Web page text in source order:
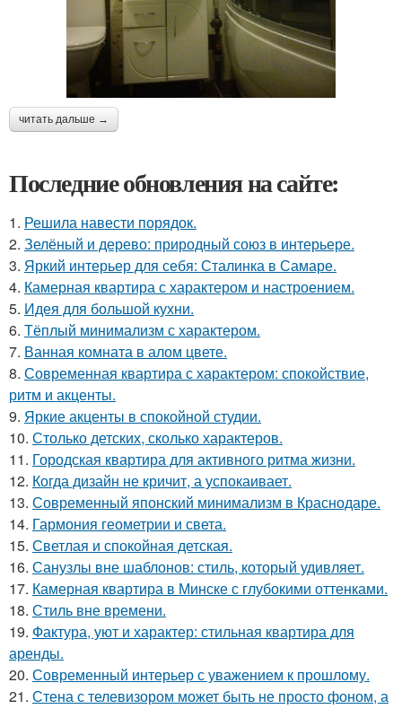
читать дальше →
Последние обновления на сайте:
1. Решила навести порядок.
2. Зелёный и дерево: природный союз в интерьере.
3. Яркий интерьер для себя: Сталинка в Самаре.
4. Камерная квартира с характером и настроением.
5. Идея для большой кухни.
6. Тёплый минимализм с характером.
7. Ванная комната в алом цвете.
8. Современная квартира с характером: спокойствие,
ритм и акценты.
9. Яркие акценты в спокойной студии.
10. Столько детских, сколько характеров.
11. Городская квартира для активного ритма жизни.
12. Когда дизайн не кричит, а успокаивает.
13. Современный японский минимализм в Краснодаре.
14. Гармония геометрии и света.
15. Светлая и спокойная детская.
16. Санузлы вне шаблонов: стиль, который удивляет.
17. Камерная квартира в Минске с глубокими оттенками.
18. Стиль вне времени.
19. Фактура, уют и характер: стильная квартира для
аренды.
20. Современный интерьер с уважением к прошлому.
21. Стена с телевизором может быть не просто фоном, а